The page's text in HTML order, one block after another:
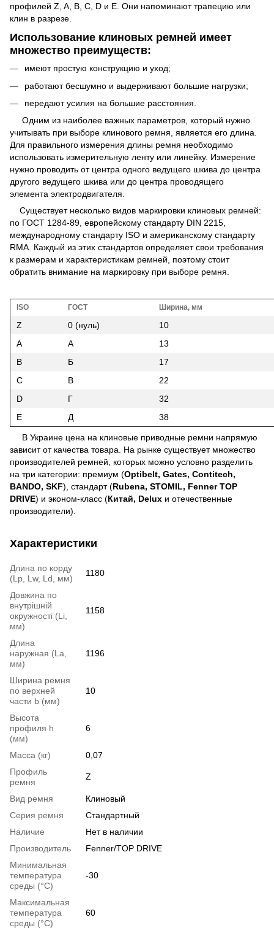
профилей Z, A, B, C, D и E. Они напоминают трапецию или
клин в разрезе.
Использование клиновых ремней имеет
множество преимуществ:
имеют простую конструкцию и уход;
работают бесшумно и выдерживают большие нагрузки;
передают усилия на большие расстояния.
Одним из наиболее важных параметров, который нужно
учитывать при выборе клинового ремня, является его длина.
Для правильного измерения длины ремня необходимо
использовать измерительную ленту или линейку. Измерение
нужно проводить от центра одного ведущего шкива до центра
другого ведущего шкива или до центра проводящего
элемента электродвигателя.
Существует несколько видов маркировки клиновых ремней:
по ГОСТ 1284-89, европейскому стандарту DIN 2215,
международному стандарту ISO и американскому стандарту
RMA. Каждый из этих стандартов определяет свои требования
к размерам и характеристикам ремней, поэтому стоит
обратить внимание на маркировку при выборе ремня.
ISO ГОСТ Ширина, мм
Z 0 (нуль)
10
A
A
13
B
Б
17
C
В
22
D
Г
32
E
Д 38
В Украине цена на клиновые приводные ремни напрямую
зависит от качества товара. На рынке существует множество
производителей ремней, которых можно условно разделить
на три категории: премиум (Optibelt, Gates, Contitech,
BANDO, SKF), стандарт (Rubena, STOMIL, Fenner TOP
DRIVE) и эконом-класс (Китай, Delux и отечественные
производители).
Характеристики
Длина по корду
(Lp, Lw, Ld, мм)
1180
Довжина по
внутрішній
окружності (Li,
мм)
1158
Длина
наружная (La,
мм)
1196
Ширина ремня
по верхней
части b (мм)
10
Высота
профиля h
(мм)
6
Масса (кг)
0,07
Профиль
ремня
Z
Вид ремня
Клиновый
Серия ремня
Стандартный
Наличие
Нет в наличии
Производитель
Fenner/TOP DRIVE
Минимальная
температура
среды (°C)
-30
Максимальная
температура
среды (°C)
60